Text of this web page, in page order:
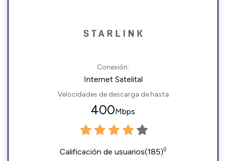
Conexión:
Internet Satelital
Velocidades de descarga de hasta
400Mbps
Calificación de usuarios(185)◊